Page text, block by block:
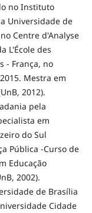
no Instituto
Universidade de
Centre d'Analyse
L'École des
- França, no
Mestra em
2012).
pela
em
do Sul
Pública -Curso de
Educação
2002).
de Brasília
Cidade